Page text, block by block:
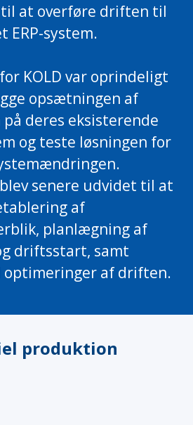
at overføre driften til
ERP-system.
KOLD var oprindeligt
opsætningen af
deres eksisterende
og teste løsningen for
senere udvidet til at
af
planlægning af
driftsstart, samt
optimeringer af driften.
produktion